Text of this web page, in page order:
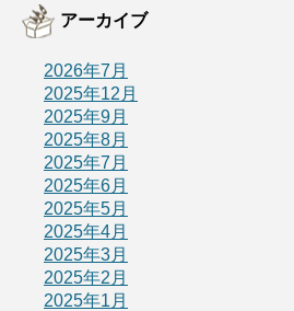
アーカイブ
2026年7月
2025年12月
2025年9月
2025年8月
2025年7月
2025年6月
2025年5月
2025年4月
2025年3月
2025年2月
2025年1月